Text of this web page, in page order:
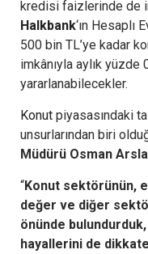
kredisi faizlerinde de
Halkbank‘ın Hesaplı
500 bin TL’ye kadar
imkânıyla aylık yüzde
yararlanabilecekler.
Konut piyasasındaki
unsurlarından biri
Müdürü Osman
“Konut sektörünün,
değer ve diğer
önünde
hayallerini de